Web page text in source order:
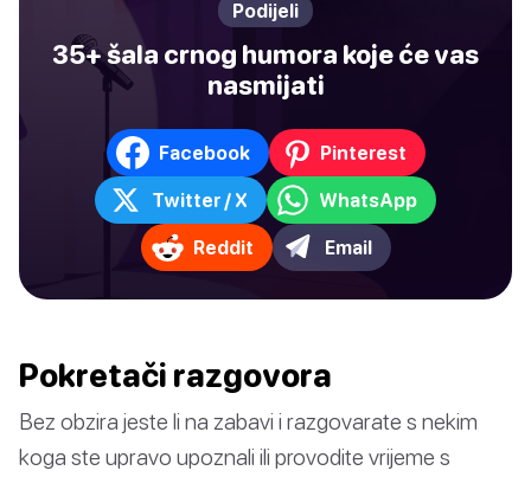
Podijeli
35+ šala crnog humora koje će vas
nasmijati
Facebook Pinterest
Twitter / X WhatsApp
Reddit Email
Pokretači razgovora
Bez obzira jeste li na zabavi i razgovarate s nekim
koga ste upravo upoznali ili provodite vrijeme s